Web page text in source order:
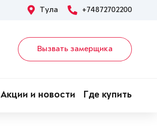
Тула +74872702200
Вызвать замерщика
Акции и новости Где купить